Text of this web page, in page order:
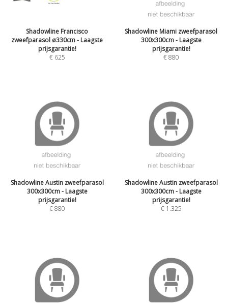
Shadowline Francisco
zweefparasol ø330cm - Laagste
prijsgarantie!
€ 625
Shadowline Miami zweefparasol
300x300cm - Laagste
prijsgarantie!
€880
Shadowline Austin zweefparasol
300x300cm - Laagste
prijsgarantie!
€880
Shadowline Austin zweefparasol
300x300cm - Laagste
prijsgarantie!
€ 1.325